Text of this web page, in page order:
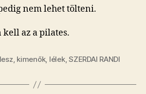
nem lehet tölteni.
az a pilates.
, kimenők, lélek,SZERDAI RANDI